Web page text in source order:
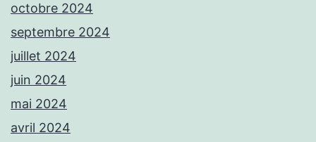
octobre 2024
septembre 2024
juillet 2024
juin 2024
mai 2024
avril 2024